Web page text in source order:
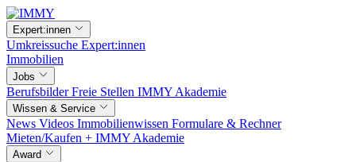
Expert:innen
Umkreissuche Expert:innen
Immobilien
Jobs
BerufsbilderFreie Stellen IMMY Akademie
Wissen & Service
News Videos Immobilienwissen Formulare & Rechner
Mieten/Kaufen + IMMY Akademie
Award